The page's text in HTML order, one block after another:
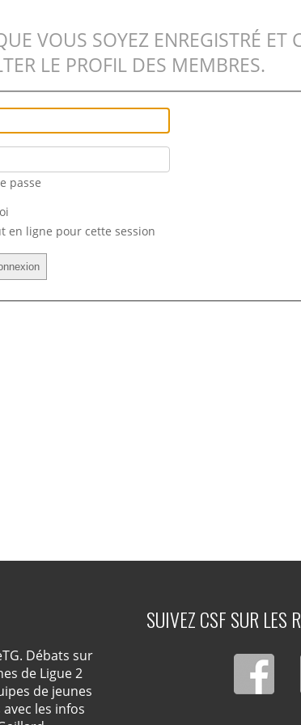
VOUS SOYEZ ENREGISTRÉ ET
LE PROFIL DES MEMBRES.
passe
en ligne pour cette session
Débats sur
de Ligue 2
de jeunes
les infos
SUIVEZ CSF SUR LES